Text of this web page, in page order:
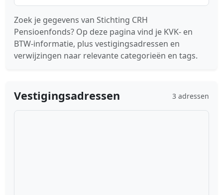
Zoek je gegevens van Stichting CRH
Pensioenfonds? Op deze pagina vind je KVK- en
BTW-informatie, plus vestigingsadressen en
verwijzingen naar relevante categorieën en tags.
Vestigingsadressen 3 adressen